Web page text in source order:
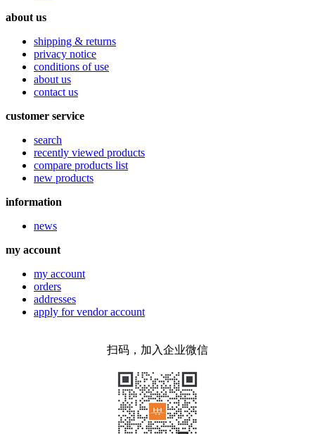
about us
shipping & returns
privacy notice
conditions of use
about us
contact us
customer service
search
recently viewed products
compare products list
new products
information
news
my account
my account
orders
addresses
apply for vendor account
扫码，加入企业微信